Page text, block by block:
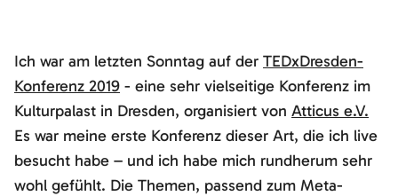
Ich war am letzten Sonntag auf der TEDxDresden-
Konferenz 2019 - eine sehr vielseitige Konferenz im
Kulturpalast in Dresden, organisiert von Atticus e.V.
Es war meine erste Konferenz dieser Art, die ich live
besucht habe – und ich habe mich rundherum sehr
wohl gefühlt. Die Themen, passend zum Meta-